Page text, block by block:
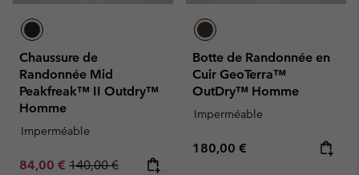
Chaussure de
Randonnée Mid
Peakfreak™ II Outdry™
Homme
Imperméable
Sale price:
84,00 € Regular price:
140,00 €
Botte de Randonnée en
Cuir GeoTerra™
OutDry™ Homme
Imperméable
Regular price:
180,00 €